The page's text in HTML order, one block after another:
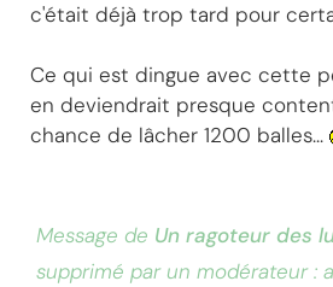
c'était déjà trop tard pour
Ce qui est dingue avec cette
en deviendrait presque
chance de lâcher 1200 balles...
Message de Un ragoteur des
supprimé par un modérateur :